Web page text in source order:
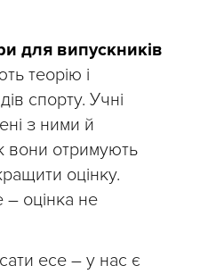
для випускників
теорію і
спорту. Учні
з ними й
вони отримують
оцінку.
оцінка не
есе – у нас є